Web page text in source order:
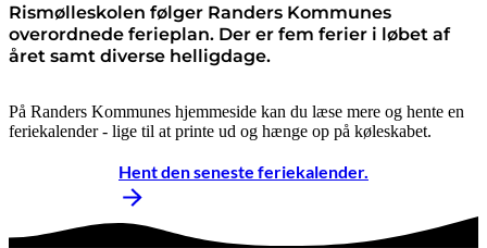
Rismølleskolen følger Randers Kommunes
overordnede ferieplan. Der er fem ferier i løbet af
året samt diverse helligdage.
På Randers Kommunes hjemmeside kan du læse mere og hente en
feriekalender - lige til at printe ud og hænge op på køleskabet.
Hent den seneste feriekalender.